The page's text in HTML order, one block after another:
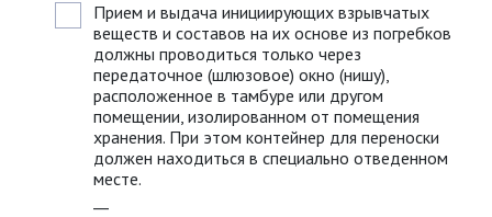
Прием и выдача инициирующих взрывчатых
веществ и составов на их основе из погребков
должны проводиться только через
передаточное (шлюзовое) окно (нишу),
расположенное в тамбуре или другом
помещении, изолированном от помещения
хранения. При этом контейнер для переноски
должен находиться в специально отведенном
месте.